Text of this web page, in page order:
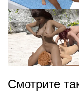
Смотрите